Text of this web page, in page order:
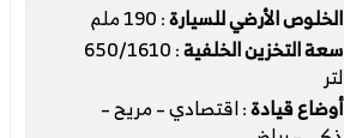
الخلوص الأرضي للسيارة: 190 ملم
سعة التخزين الخلفية : 650/1610
لتر
أوضاع قيادة: اقتصادي – مريح –